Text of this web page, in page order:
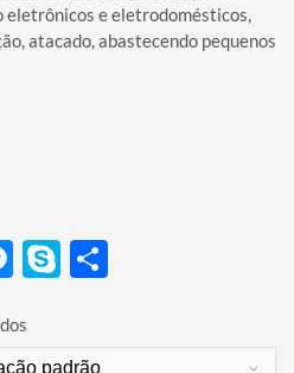
e eletrodomésticos,
atacado, abastecendo pequenos
Messenger
Skype